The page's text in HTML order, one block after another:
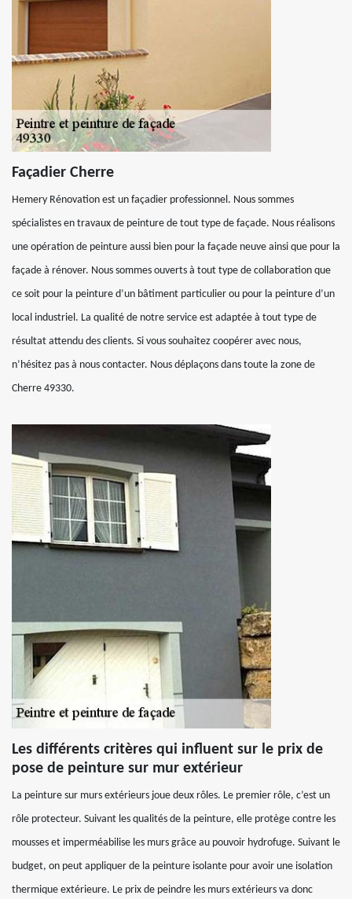
Façadier Cherre
Hemery Rénovation est un façadier professionnel. Nous sommes
spécialistes en travaux de peinture de tout type de façade. Nous réalisons
une opération de peinture aussi bien pour la façade neuve ainsi que pour la
façade à rénover. Nous sommes ouverts à tout type de collaboration que
ce soit pour la peinture d’un bâtiment particulier ou pour la peinture d’un
local industriel. La qualité de notre service est adaptée à tout type de
résultat attendu des clients. Si vous souhaitez coopérer avec nous,
n’hésitez pas à nous contacter. Nous déplaçons dans toute la zone de
Cherre 49330.
Les différents critères qui influent sur le prix de
pose de peinture sur mur extérieur
La peinture sur murs extérieurs joue deux rôles. Le premier rôle, c’est un
rôle protecteur. Suivant les qualités de la peinture, elle protège contre les
mousses et imperméabilise les murs grâce au pouvoir hydrofuge. Suivant le
budget, on peut appliquer de la peinture isolante pour avoir une isolation
thermique extérieure. Le prix de peindre les murs extérieurs va donc